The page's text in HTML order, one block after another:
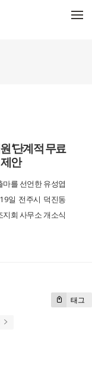
‘단계적 무료
안
마를 선언한 유성엽
일 전주시 덕진동
지회 사무소 개소식
태그